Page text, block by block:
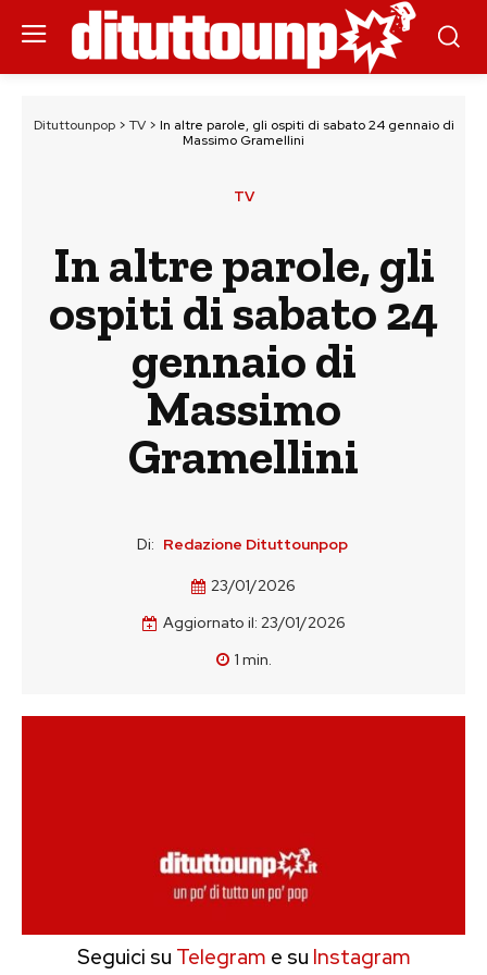
Dituttounpop> TV> In altre parole, gli ospiti di sabato 24 gennaio di
Massimo Gramellini
TV
In altre parole, gli
ospiti di sabato 24
gennaio di
Massimo
Gramellini
Di: Redazione Dituttounpop
23/01/2026
Aggiornato il: 23/01/2026
1 min.
Seguici su Telegram e su Instagram